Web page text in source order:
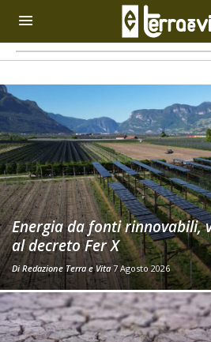
Energia da fonti rinnovabili,
al decreto Fer X
Di Redazione Terra e Vita 7 Agosto 2026